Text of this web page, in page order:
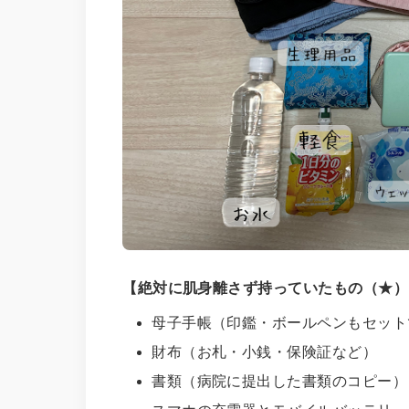
【絶対に肌身離さず持っていたもの（★
母子手帳（印鑑・ボールペンもセッ
財布（お札・小銭・保険証など）
書類（病院に提出した書類のコピー）